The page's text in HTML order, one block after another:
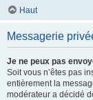
Haut
Messagerie
Je ne peux pas
Soit vous n’êtes pas
entièrement la
modérateur a décidé